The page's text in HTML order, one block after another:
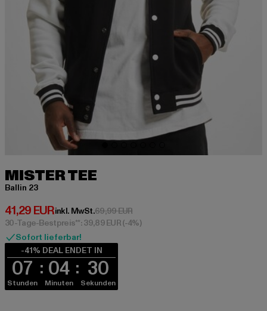
MISTER TEE
Ballin 23
41,29 EUR
Derzeitiger Preis: 41,29 EUR
inkl. MwSt.69,99 EURAktionspreis: 69,99 EUR
30-Tage-Bestpreis**: 39,89 EUR(-4%)
Sofort lieferbar!
-41% DEAL ENDET IN
07
Stunden
04
Minuten
30
Sekunden